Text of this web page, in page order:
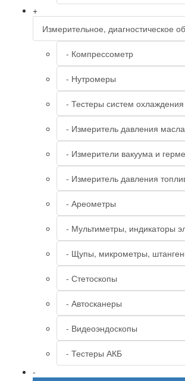
+
Измерительное, диагностическое
- Компрессометр
- Нутромеры
- Тестеры систем охлаждения
- Измеритель давления масла
- Измерители вакуума и
- Измеритель давления
- Ареометры
- Мультиметры, индикаторы
- Щупы, микрометры,
- Стетоскопы
- Автосканеры
- Видеоэндоскопы
- Тестеры АКБ
-